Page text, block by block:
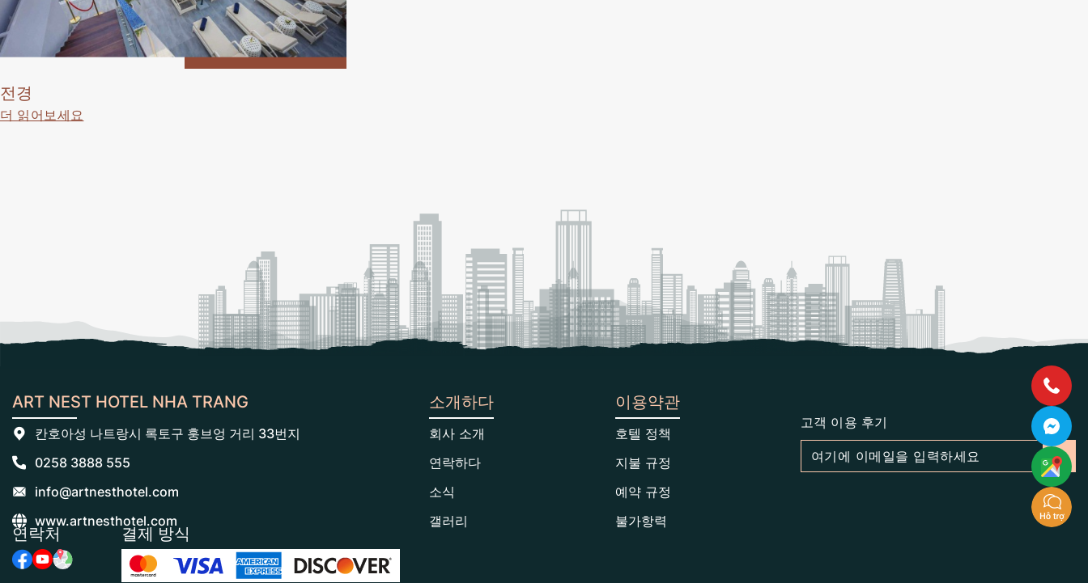
전경
더 읽어보세요
ART NEST HOTEL NHA TRANG
칸호아성 나트랑시 록토구 훙브엉 거리 33번지
0258 3888 555
info@artnesthotel.com
www.artnesthotel.com
소개하다
회사 소개
연락하다
소식
갤러리
이용약관
호텔 정책
지불 규정
예약 규정
불가항력
고객 이용 후기
연락처 결제 방식